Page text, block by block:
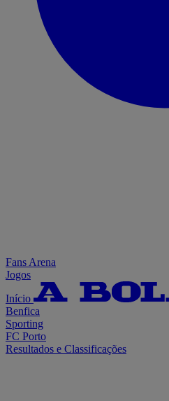
Fans Arena
Jogos
Início
Benfica
Sporting
FC Porto
Resultados e Classificações